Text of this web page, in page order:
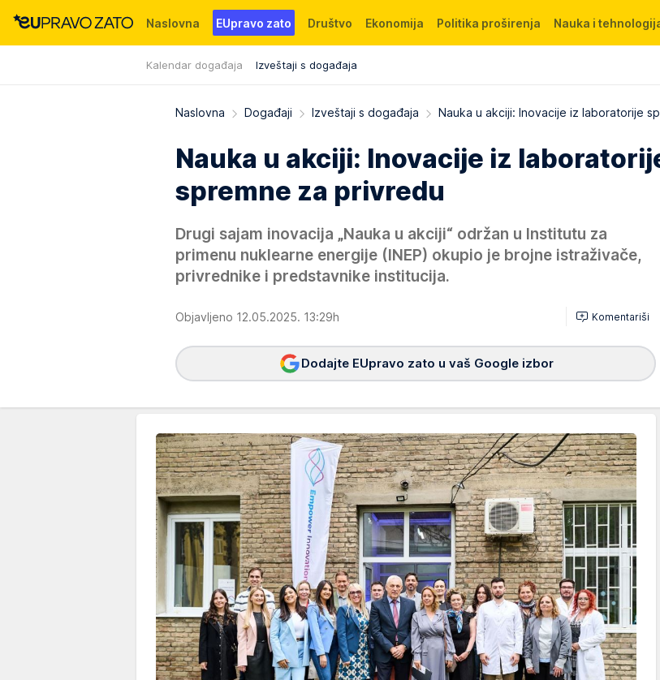
Naslovna EUpravo zato Društvo Ekonomija Politika proširenja Nauka i
Događaji
Kalendar događaja Izveštaji s događaja
News WMG fondacija
Naslovna Događaji Izveštaji s događaja Nauka u akciji: Inovacije iz laboratorije
Nauka u akciji: Inovacije iz
spremne za privredu
Drugi sajam inovacija „Nauka u akciji“ održan u Institutu za
primenu nuklearne energije (INEP) okupio je brojne istraživače,
privrednike i predstavnike institucija.
Objavljeno 12.05.2025. 13:29h Komentariši
Dodajte EUpravo zato u vaš Google izbor